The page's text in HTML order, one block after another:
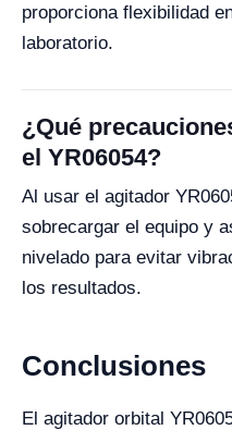
proporciona flexibilidad
laboratorio.
¿Qué
el YR06054?
Al usar el agitador
sobrecargar el equipo y
nivelado para evitar
los resultados.
Conclusiones
El agitador orbital